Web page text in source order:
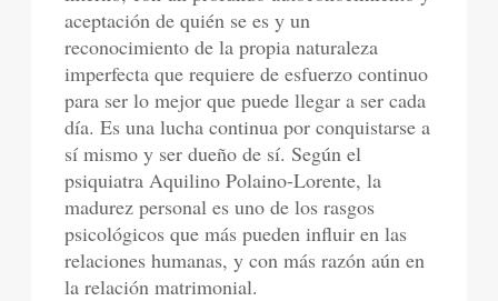
aceptación de quién se es y un
reconocimiento de la propia naturaleza
imperfecta que requiere de esfuerzo continuo
para ser lo mejor que puede llegar a ser cada
día. Es una lucha continua por conquistarse a
sí mismo y ser dueño de sí. Según el
psiquiatra Aquilino Polaino-Lorente, la
madurez personal es uno de los rasgos
psicológicos que más pueden influir en las
relaciones humanas, y con más razón aún en
la relación matrimonial.